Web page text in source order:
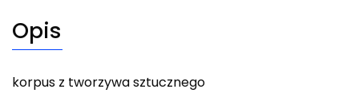
Opis
korpus z tworzywa sztucznego